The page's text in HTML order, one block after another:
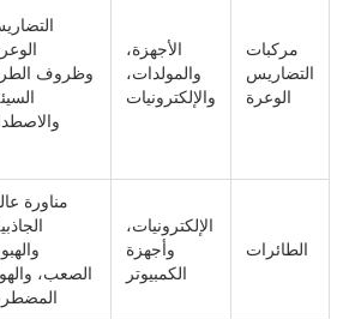
مركبات
التضاريس
الوعرة
الأجهزة،
والمولدات،
والإلكترونيات
التضاريس
الوعرة،
وظروف الطرق
السيئة،
والاصطدام
الطائرات
الإلكترونيات،
وأجهزة
الكمبيوتر
مناورة عالية
الجاذبية،
والهبوط
الصعب، والهواء
المضطرب